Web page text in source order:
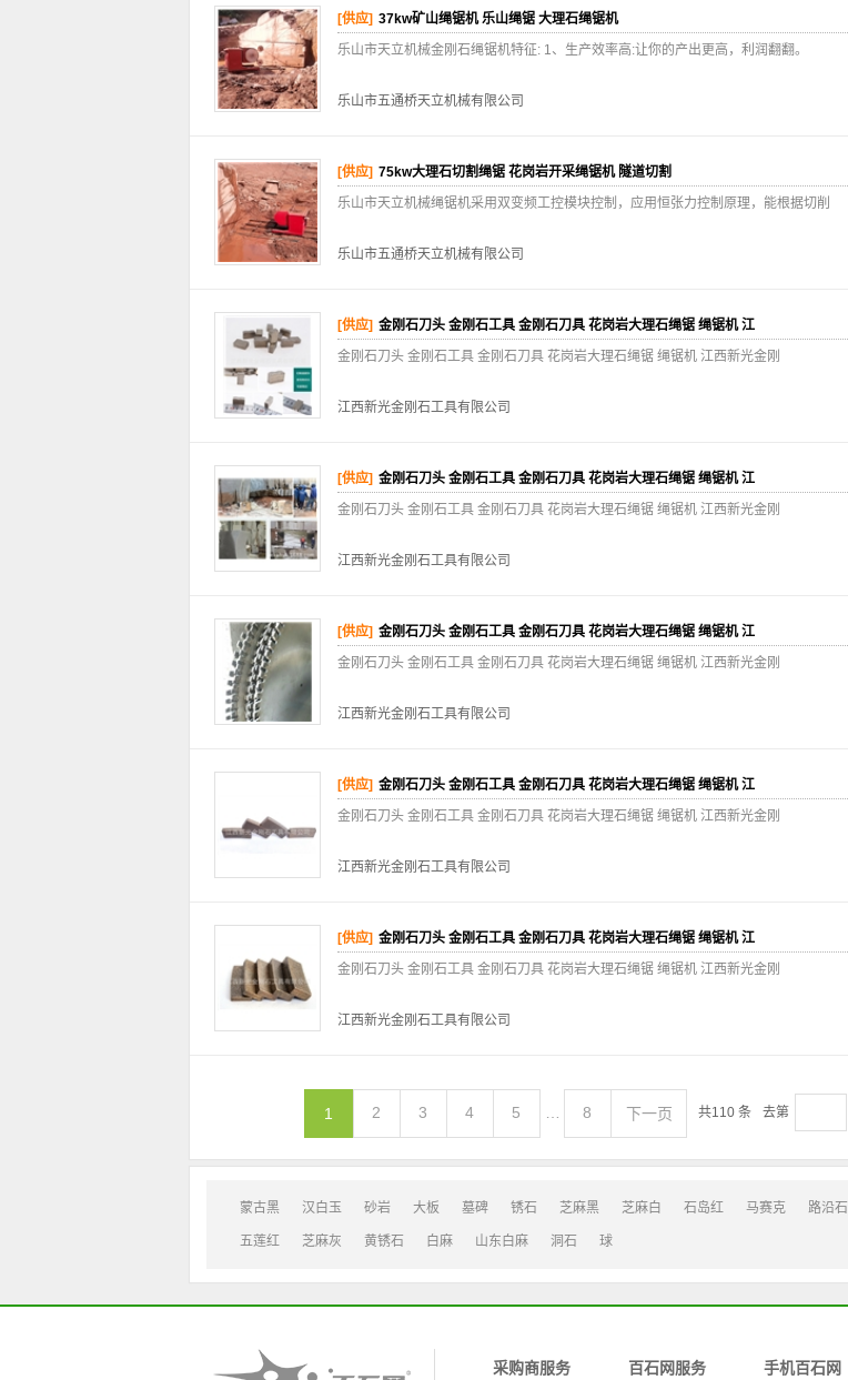
[供应] 37kw矿山绳锯机 乐山绳锯 大理石绳锯机
乐山市天立机械金刚石绳锯机特征: 1、生产效率高:让你的产出更高，利润翻翻。
乐山市五通桥天立机械有限公司
[供应] 75kw大理石切割绳锯 花岗岩开采绳锯机 隧道切割
乐山市天立机械绳锯机采用双变频工控模块控制，应用恒张力控制原理，能根据切削
乐山市五通桥天立机械有限公司
[供应] 金刚石刀头 金刚石工具 金刚石刀具 花岗岩大理石绳锯 绳锯机 江
金刚石刀头 金刚石工具 金刚石刀具 花岗岩大理石绳锯 绳锯机 江西新光金刚
江西新光金刚石工具有限公司
[供应] 金刚石刀头 金刚石工具 金刚石刀具 花岗岩大理石绳锯 绳锯机 江
金刚石刀头 金刚石工具 金刚石刀具 花岗岩大理石绳锯 绳锯机 江西新光金刚
江西新光金刚石工具有限公司
[供应] 金刚石刀头 金刚石工具 金刚石刀具 花岗岩大理石绳锯 绳锯机 江
金刚石刀头 金刚石工具 金刚石刀具 花岗岩大理石绳锯 绳锯机 江西新光金刚
江西新光金刚石工具有限公司
[供应] 金刚石刀头 金刚石工具 金刚石刀具 花岗岩大理石绳锯 绳锯机 江
金刚石刀头 金刚石工具 金刚石刀具 花岗岩大理石绳锯 绳锯机 江西新光金刚
江西新光金刚石工具有限公司
[供应] 金刚石刀头 金刚石工具 金刚石刀具 花岗岩大理石绳锯 绳锯机 江
金刚石刀头 金刚石工具 金刚石刀具 花岗岩大理石绳锯 绳锯机 江西新光金刚
江西新光金刚石工具有限公司
1 2 3 4 5 8 下一页 共110 条 去第
蒙古黑 汉白玉 砂岩 大板 墓碑 锈石 芝麻黑 芝麻白 石岛红 马赛克 路沿石
五莲红 芝麻灰 黄锈石 白麻 山东白麻 洞石 球
采购商服务 百石网服务 手机百石网